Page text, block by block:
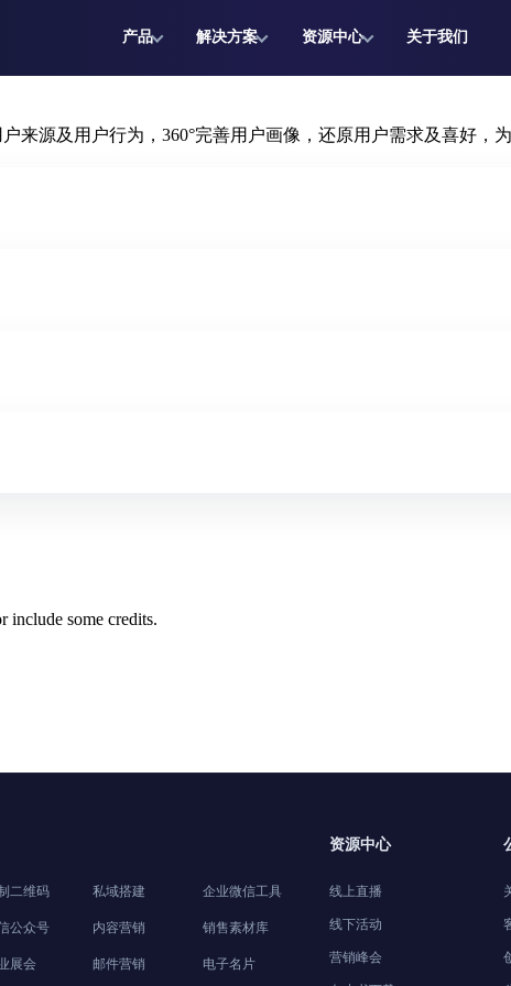
产品 解决方案 资源中心 关于我们
来源及用户行为，360°完善用户画像，还原用户需求及喜好，
include some credits.
二维码 私域搭建 企业微信工具
公众号 内容营销 销售素材库
展会 邮件营销 电子名片
资源中心
线上直播
线下活动
营销峰会